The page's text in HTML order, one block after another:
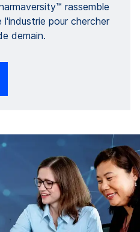
rassemble
pour chercher
demain.